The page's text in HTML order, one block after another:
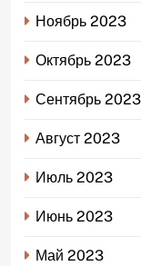
Ноябрь 2023
Октябрь 2023
Сентябрь 2023
Август 2023
Июль 2023
Июнь 2023
Май 2023